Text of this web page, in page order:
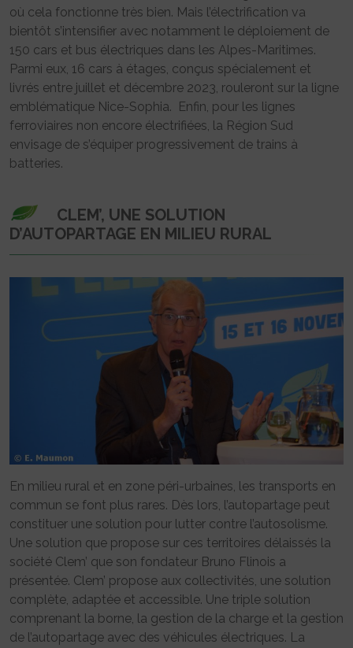
où cela fonctionne très bien. Mais l’électrification va
bientôt s’intensifier avec notamment le déploiement de
150 cars et bus électriques dans les Alpes-Maritimes.
Parmi eux, 16 cars à étages, conçus spécialement et
livrés entre juillet et décembre 2023, rouleront sur la ligne
emblématique Nice-Sophia. Enfin, pour les lignes
ferroviaires non encore électrifiées, la Région Sud
envisage de s’équiper progressivement de trains à
batteries.
CLEM’, UNE SOLUTION
D’AUTOPARTAGE EN MILIEU RURAL
En milieu rural et en zone péri-urbaines, les transports en
commun se font plus rares. Dès lors, l’autopartage peut
constituer une solution pour lutter contre l’autosolisme.
Une solution que propose sur ces territoires délaissés la
société Clem’ que son fondateur Bruno Flinois a
présentée. Clem’ propose aux collectivités, une solution
complète, adaptée et accessible. Une triple solution
comprenant la borne, la gestion de la charge et la gestion
de l’autopartage avec des véhicules électriques. La